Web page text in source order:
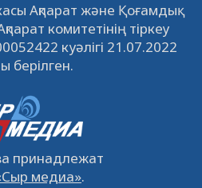
в Кызылорде 22
14929 0
Ақпарат және Қоғамдық
комитетінің тіркеу
куәлігі 21.07.2022
берілген.
принадлежат
медиа».